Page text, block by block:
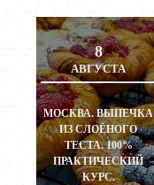
8
АВГУСТА
МОСКВА. ВЫПЕЧКА
ИЗ СЛОЁНОГО
ТЕСТА. 100%
ПРАКТИЧЕСКИЙ
КУРС.